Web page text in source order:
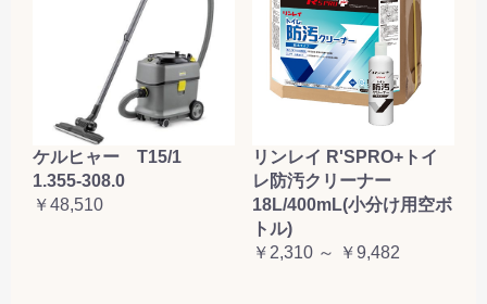
ケルヒャー T15/1
1.355-308.0
￥48,510
リンレイ R'SPRO+トイ
レ防汚クリーナー
18L/400mL(小分け用空ボ
トル)
￥2,310 ～ ￥9,482